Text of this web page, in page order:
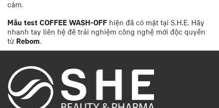
cảm.
Mẫu test COFFEE WASH-OFF hiện đã có mặt tại S.H.E. Hãy
nhanh tay liên hệ để trải nghiệm công nghệ mới độc quyền
từ Rebom.